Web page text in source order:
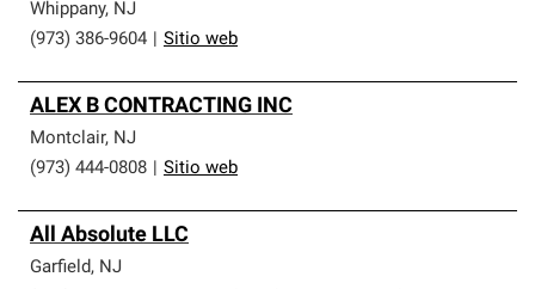
Whippany, NJ
(973) 386-9604
Sitio web
ALEX B CONTRACTING INC
Montclair, NJ
(973) 444-0808
Sitio web
All Absolute LLC
Garfield, NJ